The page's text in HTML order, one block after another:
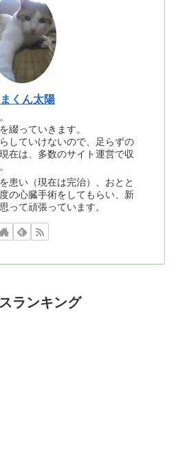
くん太陽
綴っていきます。
していけないので、足らずの
在は、多数のサイト運営で収
患い（現在は完治）、おとと
の心臓手術をしてもらい、新
って頑張っています。
ランキング